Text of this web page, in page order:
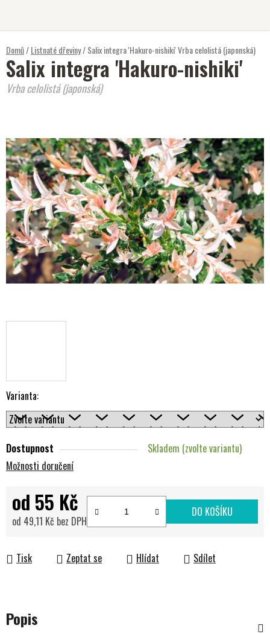
Domů/Listnaté dřeviny/Salix integra 'Hakuro-nishiki'Vrba celolistá (japonská)
Varianta:
Dostupnost
Skladem (zvolte variantu)
Možnosti doručení
od 55 Kč
od 49,11 Kč bez DPH
DO KOŠÍKU
Tisk Zeptat se Hlídat Sdílet
Salix integra 'Hakuro-nishiki'
Vrba celolistá (japonská)
Popis